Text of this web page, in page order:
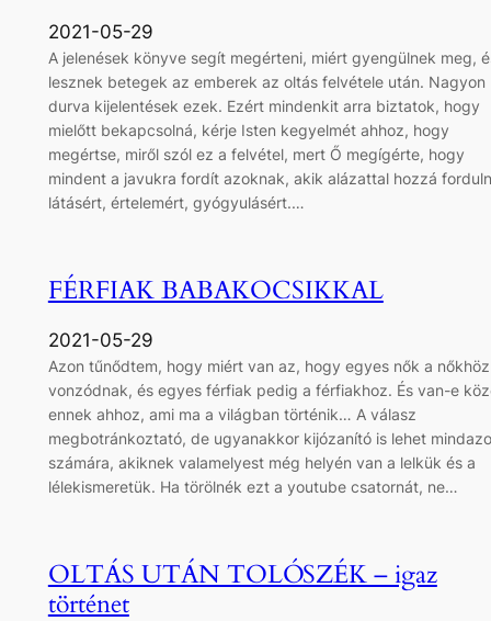
2021-05-29
A jelenések könyve segít megérteni, miért gyengülnek meg,
lesznek betegek az emberek az oltás felvétele után. Nagyon
durva kijelentések ezek. Ezért mindenkit arra biztatok, hogy
mielőtt bekapcsolná, kérje Isten kegyelmét ahhoz, hogy
megértse, miről szól ez a felvétel, mert Ő megígérte, hogy
mindent a javukra fordít azoknak, akik alázattal hozzá
látásért, értelemért, gyógyulásért.…
FÉRFIAK BABAKOCSIKKAL
2021-05-29
Azon tűnődtem, hogy miért van az, hogy egyes nők a nőkhöz
vonzódnak, és egyes férfiak pedig a férfiakhoz. És van-e
ennek ahhoz, ami ma a világban történik… A válasz
megbotránkoztató, de ugyanakkor kijózanító is lehet
számára, akiknek valamelyest még helyén van a lelkük és a
lélekismeretük. Ha törölnék ezt a youtube csatornát, ne…
OLTÁS UTÁN TOLÓSZÉK – igaz
történet